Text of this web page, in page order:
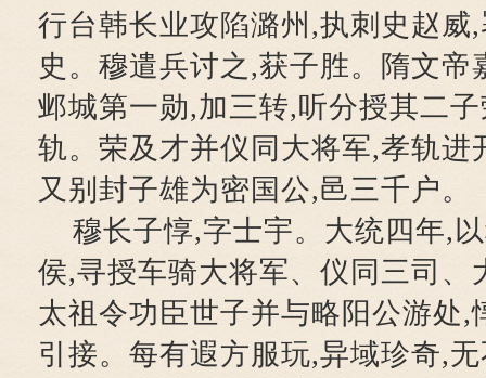
行台韩长业攻陷潞州,执刺史赵威
史。穆遣兵讨之,获子胜。隋文帝
邺城第一勋,加三转,听分授其二
轨。荣及才并仪同大将军,孝轨进
又别封子雄为密国公,邑三千户。
穆长子惇,字士宇。大统四年,
侯,寻授车骑大将军、仪同三司、
太祖令功臣世子并与略阳公游处,
引接。每有遐方服玩,异域珍奇,